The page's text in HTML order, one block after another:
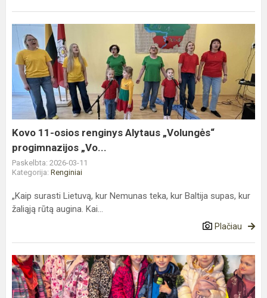
Kovo
11-
osios
renginys
Alytaus
„Volungės“
progimnazijos
„Vo...
Kovo 11-osios renginys Alytaus „Volungės“
progimnazijos „Vo...
Paskelbta: 2026-03-11
Kategorija: Renginiai
„Kaip surasti Lietuvą, kur Nemunas teka, kur Baltija supas, kur
žaliąją rūtą augina. Kai...
Plačiau
Išvyka
į
kino